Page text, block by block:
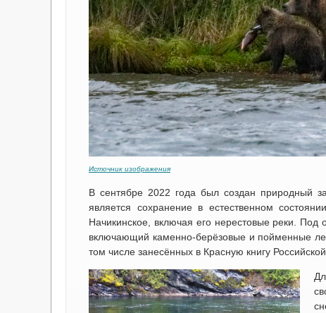
Источник изображения
В сентябре 2022 года был создан природный
является сохранение в естественном
Начикинское, включая его нерестовые реки.
включающий каменно-берёзовые и пойменные
том числе занесённых в Красную книгу